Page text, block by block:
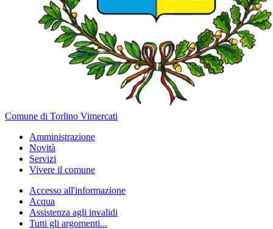
Comune di Torlino Vimercati
Amministrazione
Novità
Servizi
Vivere il comune
Accesso all'informazione
Acqua
Assistenza agli invalidi
Tutti gli argomenti...